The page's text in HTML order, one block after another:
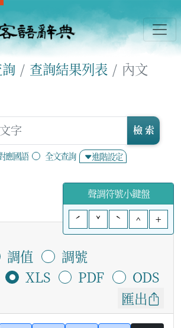
查詢結果列表 內文
應國語 全文查詢 進階設定
檢 索
聲調符號小鍵盤
ˊ
ˇ ˋ ^ +
調值
調號
XLS
PDF
ODS
匯出